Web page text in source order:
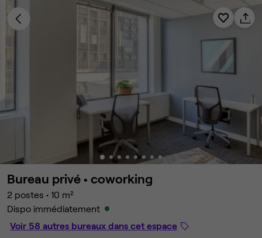
Bureau privé • coworking
2 postes • 10 m²
Dispo immédiatement
Voir 58 autres bureaux dans cet espace